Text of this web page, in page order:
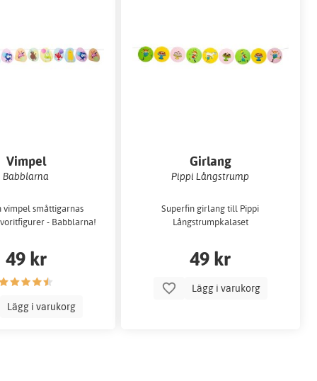
Vimpel
Babblarna
vimpel småttigarnas
- Babblarna!
49 kr
Lägg i varukorg
Girlang
Pippi Långstrump
Superfin girlang till Pippi
Långstrumpkalaset
49 kr
Lägg i varukorg